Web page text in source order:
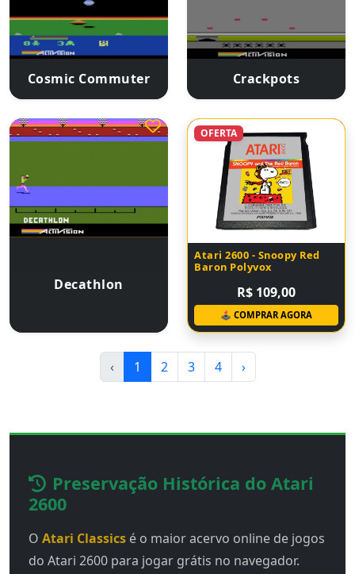
Cosmic Commuter Crackpots
Decathlon
OFERTA
Atari 2600 - Snoopy Red
Baron Polyvox
R$ 109,00
🕹 COMPRAR AGORA
‹ 1 2 3 4 ›
Preservação Histórica do Atari
2600
O Atari Classics é o maior acervo online de jogos
do Atari 2600 para jogar grátis no navegador.